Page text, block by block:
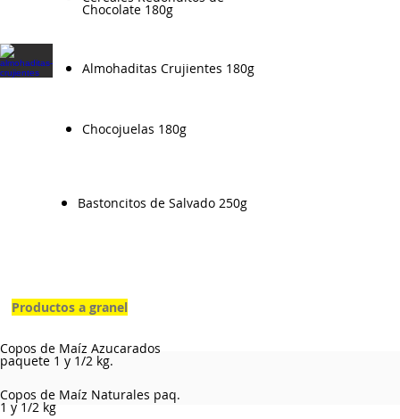
Chocojuelas 180g
Almohaditas Crujientes 180g
Chocolate 180g
Bastoncitos de Salvado 250g
Productos a granel
Copos de Maíz Azucarados
paquete 1 y 1/2 kg.
Copos de Maíz Naturales paq.
1 y 1/2 kg